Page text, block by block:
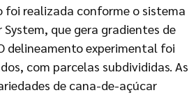
foi realizada conforme o sistema
System, que gera gradientes de
delineamento experimental foi
com parcelas subdivididas. As
de cana-de-açúcar